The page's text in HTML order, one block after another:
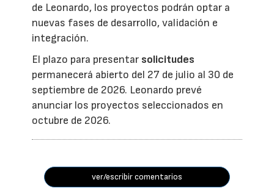
de Leonardo, los proyectos podrán optar a
nuevas fases de desarrollo, validación e
integración.
El plazo para presentar solicitudes
permanecerá abierto del 27 de julio al 30 de
septiembre de 2026. Leonardo prevé
anunciar los proyectos seleccionados en
octubre de 2026.
ver/escribir comentarios